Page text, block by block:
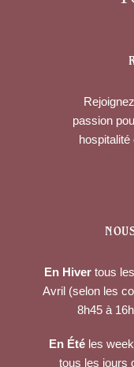
passion
hospitalité
En Hiver tous
Avril (selon les
8h45 à
En Été les
tous les jours